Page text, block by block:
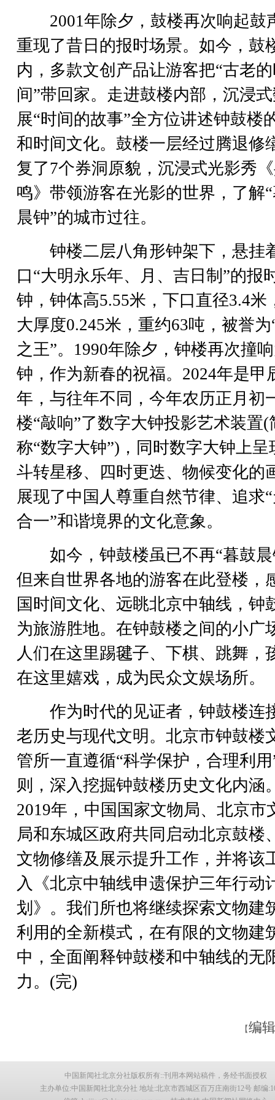
2001年除夕，鼓楼再次响起鼓
重现了昔日的报时场景。如今，鼓
内，多款文创产品让游客把“古老
间”带回家。走进鼓楼内部，沉浸
展“时间的故事”全方位讲述钟鼓楼
和时间文化。鼓楼一层经过腾退修
复了7个券洞原貌，沉浸式光影秀
鸣》带领游客在光影的世界，了解
晨钟”的城市过往。
钟楼二层八角形钟架下，悬挂
口“大明永乐年、月、吉日制”的报
钟，钟体高5.55米，下口直径3.4米
大厚度0.245米，重约63吨，被誉为
之王”。1990年除夕，钟楼再次撞
钟，作为新春的祝福。2024年是甲
年，与往年不同，今年农历正月初
楼“敲响”了数字大钟投影艺术装置(
称“数字大钟”)，同时数字大钟上呈
斗转星移、四时更迭、物候变化的
展现了中国人尊重自然节律、追求
合一”和谐境界的文化意象。
如今，钟鼓楼虽已不再“暮鼓晨
但来自世界各地的游客在此登楼，
国时间文化、远眺北京中轴线，钟
为旅游胜地。在钟鼓楼之间的小广
人们在这里踢毽子、下棋、跳舞，
在这里嬉戏，成为民众文娱场所。
作为时代的见证者，钟鼓楼连
老历史与现代文明。北京市钟鼓楼
管所一直遵循“科学保护，合理利
则，深入挖掘钟鼓楼历史文化内涵
2019年，中国国家文物局、北京市
局和东城区政府共同启动北京鼓楼
文物修缮及展示提升工作，并将该
入《北京中轴线申遗保护三年行动
划》。我们所也将继续探索文物建
利用的全新模式，在有限的文物建
中，全面阐释钟鼓楼和中轴线的无
力。(完)
【编
中国新闻社北京分社版权所有::刊用本网站稿件，务经书面授权
主办单位:中国新闻社北京分社 地址:北京市西城区百万庄南街12号 邮编